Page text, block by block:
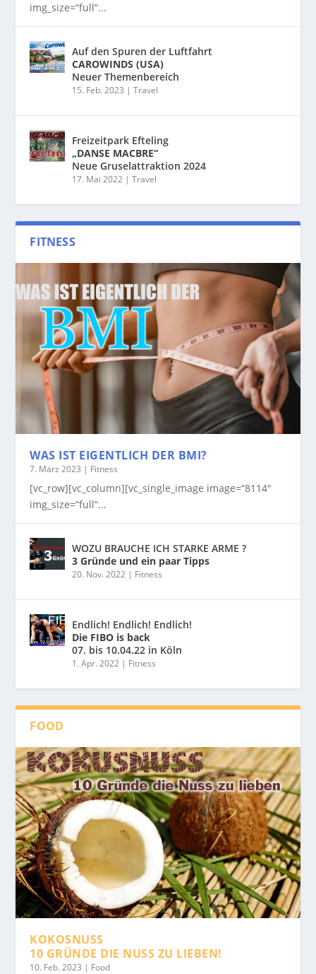
img_size=“full“...
Auf den Spuren der Luftfahrt
CAROWINDS (USA)
Neuer Themenbereich
15. Feb. 2023 |Travel
Freizeitpark Efteling
„DANSE MACBRE“
Neue Gruselattraktion 2024
17. Mai 2022 |Travel
FITNESS
WAS IST EIGENTLICH DER BMI?
7. März 2023 | Fitness
[vc_row][vc_column][vc_single_image image=“8114″
img_size=“full“...
WOZU BRAUCHE ICH STARKE ARME ?
3 Gründe und ein paar Tipps
20. Nov. 2022 | Fitness
Endlich! Endlich! Endlich!
Die FIBO is back
07. bis 10.04.22 in Köln
1. Apr. 2022 | Fitness
FOOD
KOKOSNUSS
10 GRÜNDE DIE NUSS ZU LIEBEN!
10. Feb. 2023 | Food